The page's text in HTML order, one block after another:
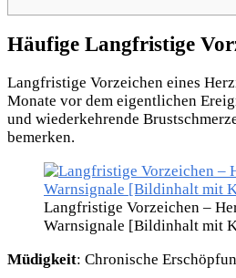
Häufige Langfristige
Langfristige Vorzeichen eines
Monate vor dem eigentlichen
und wiederkehrende
bemerken.
Langfristige Vorzeichen –
Warnsignale [Bildinhalt mit
Müdigkeit: Chronische